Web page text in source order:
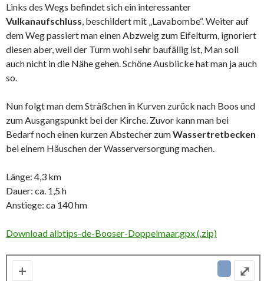
Links des Wegs befindet sich ein interessanter
Vulkanaufschluss , beschildert mit „Lavabombe“. Weiter auf
dem Weg passiert man einen Abzweig zum Eifelturm, ignoriert
diesen aber, weil der Turm wohl sehr baufällig ist, Man soll
auch nicht in die Nähe gehen. Schöne Ausblicke hat man ja auch
so.
Nun folgt man dem Sträßchen in Kurven zurück nach Boos und
zum Ausgangspunkt bei der Kirche. Zuvor kann man bei
Bedarf noch einen kurzen Abstecher zumWassertretbecken
bei einem Häuschen der Wasserversorgung machen.
Länge: 4,3 km
Dauer: ca. 1,5 h
Anstiege: ca 140 hm
Download albtips-de-Booser-Doppelmaar.gpx (.zip)
+
⤢